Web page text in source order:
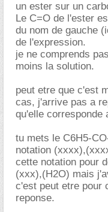
un ester sur un
Le C=O de l'ester
du nom de gauche
de l'expression.
je ne comprends
moins la solution.
peut etre que c'est
cas, j'arrive pas a
qu'elle corresponde
tu mets le C6H5-
notation
cette notation pour
(xxx),(H2O) mais
c'est peut etre pour
reponse.